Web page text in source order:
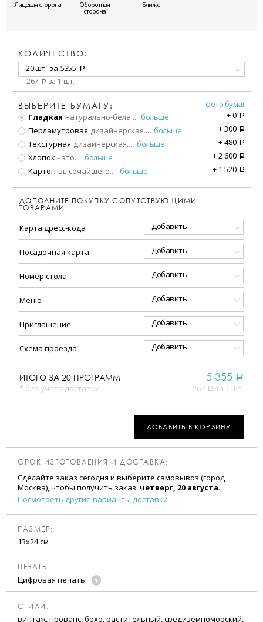
Лицевая сторона Оборотная
сторона
Ближе
КОЛИЧЕСТВО:
20 шт. за 5355 a
267 a за 1 шт.
ВЫБЕРИТЕ БУМАГУ:
фото бумаг
Гладкая натурально-бела... больше +0 a
Перламутровая дизайнерская... больше +300 a
Текстурная дизайнерская... больше +480 a
Хлопок - это... больше +2 600 a
Картон высочайшего... больше + 1 520 a
ДОПОЛНИТЕ ПОКУПКУ СОПУТСТВУЮЩИМИ
ТОВАРАМИ:
Карта дресс-кода Добавить
Посадочная карта Добавить
Номер стола Добавить
Меню Добавить
Приглашение Добавить
Схема проезда Добавить
ИТОГО ЗА 20 ПРОГРАММ
* без учета доставки
5 355 a
267 a за 1 шт.
ДОБАВИТЬ В КОРЗИНУ
СРОК ИЗГОТОВЛЕНИЯ И ДОСТАВКА:
Сделайте заказ сегодня и выберите самовывоз (город
Москва), чтобы получить заказ: четверг, 20 августа.
Посмотреть другие варианты доставки
РАЗМЕР:
13х24 см
ПЕЧАТЬ:
Цифровая печать
CТИЛИ:
винтаж, прованс, бохо, растительный, средиземноморский,